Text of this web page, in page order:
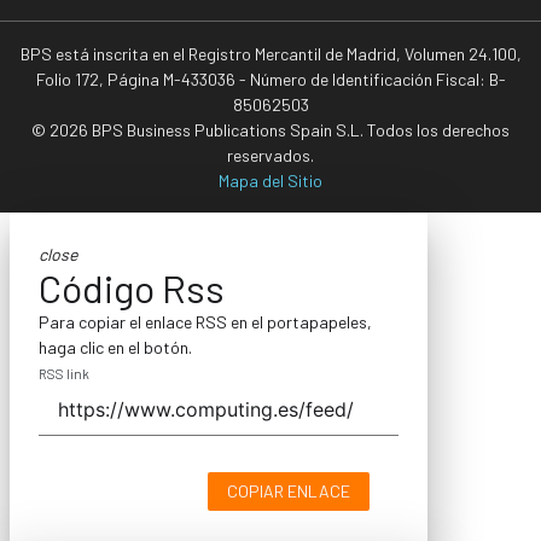
BPS está inscrita en el Registro Mercantil de Madrid, Volumen 24.100,
Folio 172, Página M-433036 - Número de Identificación Fiscal: B-
85062503
© 2026 BPS Business Publications Spain S.L. Todos los derechos
reservados.
Mapa del Sitio
close
Código Rss
Para copiar el enlace RSS en el portapapeles,
haga clic en el botón.
RSS link
COPIAR ENLACE